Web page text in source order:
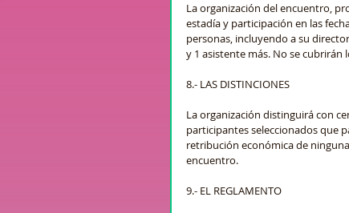
La organización del encuentro,
estadía y participación en las
personas, incluyendo a su
y 1 asistente más. No se cubrirán
8.- LAS DISTINCIONES
La organización distinguirá con
participantes seleccionados que
retribución económica de
encuentro.
9.- EL REGLAMENTO